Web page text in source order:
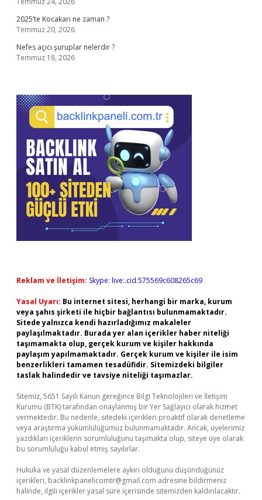
2025’te Kocakarı ne zaman ?
Temmuz 20, 2026
Nefes açıcı şuruplar nelerdir ?
Temmuz 18, 2026
Reklam ve İletişim: Skype: live:.cid.575569c608265c69
Yasal Uyarı: Bu internet sitesi, herhangi bir marka, kurum
veya şahıs şirketi ile hiçbir bağlantısı bulunmamaktadır.
Sitede yalnızca kendi hazırladığımız makaleler
paylaşılmaktadır. Burada yer alan içerikler haber niteliği
taşımamakta olup, gerçek kurum ve kişiler hakkında
paylaşım yapılmamaktadır. Gerçek kurum ve kişiler ile isim
benzerlikleri tamamen tesadüfidir. Sitemizdeki bilgiler
taslak halindedir ve tavsiye niteliği taşımazlar.
Sitemiz, 5651 Sayılı Kanun gereğince Bilgi Teknolojileri ve İletişim
Kurumu (BTK) tarafından onaylanmış bir Yer Sağlayıcı olarak hizmet
vermektedir. Bu nedenle, sitedeki içerikleri proaktif olarak denetleme
veya araştırma yükümlülüğümüz bulunmamaktadır. Ancak, üyelerimiz
yazdıkları içeriklerin sorumluluğunu taşımakta olup, siteye üye olarak
bu sorumluluğu kabul etmiş sayılırlar.
Hukuka ve yasal düzenlemelere aykırı olduğunu düşündüğünüz
içerikleri, backlinkpanelicomtr@gmail.com adresine bildirmeniz
halinde, ilgili içerikler yasal süre içerisinde sitemizden kaldırılacaktır.